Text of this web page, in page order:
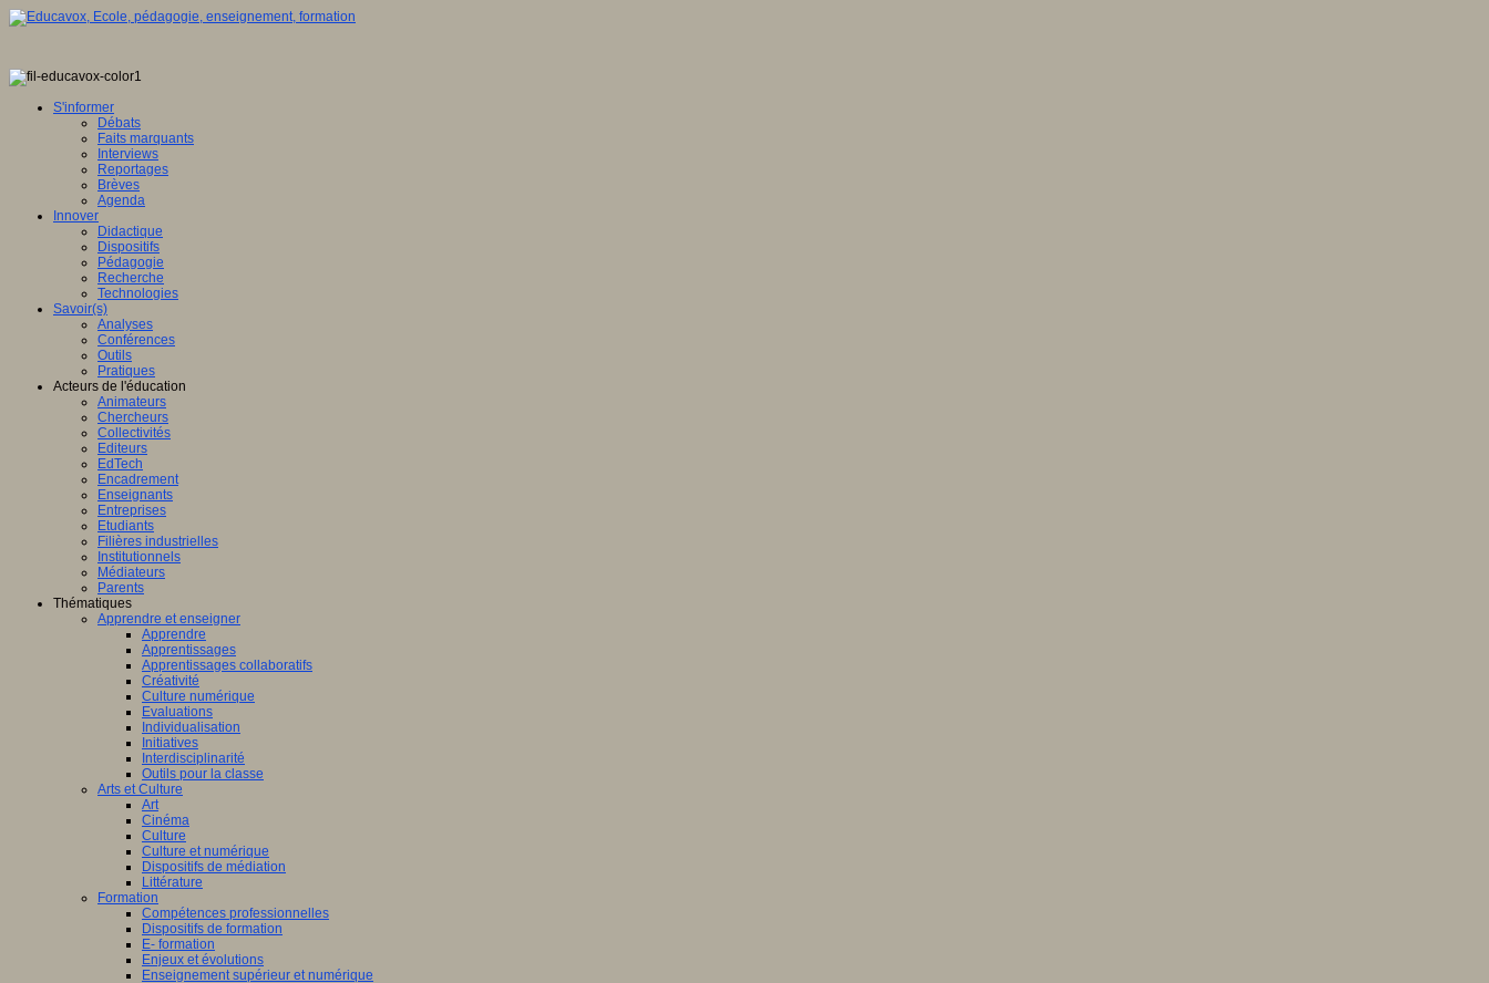
S'informer
Débats
Faits marquants
Interviews
Reportages
Brèves
Agenda
Innover
Didactique
Dispositifs
Pédagogie
Recherche
Technologies
Savoir(s)
Analyses
Conférences
Outils
Pratiques
Acteurs de l'éducation
Animateurs
Chercheurs
Collectivités
Editeurs
EdTech
Encadrement
Enseignants
Entreprises
Etudiants
Filières industrielles
Institutionnels
Médiateurs
Parents
Thématiques
Apprendre et enseigner
Apprendre
Apprentissages
Apprentissages collaboratifs
Créativité
Culture numérique
Evaluations
Individualisation
Initiatives
Interdisciplinarité
Outils pour la classe
Arts et Culture
Art
Cinéma
Culture
Culture et numérique
Dispositifs de médiation
Littérature
Formation
Compétences professionnelles
Dispositifs de formation
E- formation
Enjeux et évolutions
Enseignement supérieur et numérique